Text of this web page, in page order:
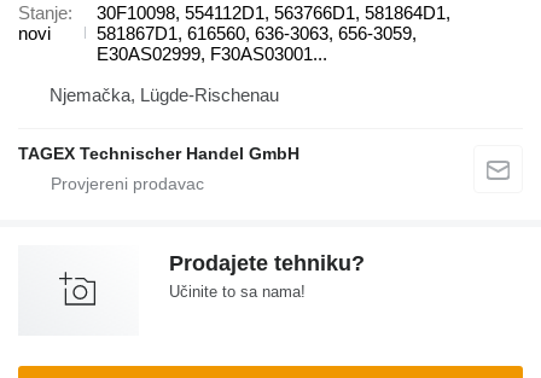
Stanje
novi
30F10098, 554112D1, 563766D1, 581864D1,
581867D1, 616560, 636-3063, 656-3059,
E30AS02999, F30AS03001...
Njemačka, Lügde-Rischenau
TAGEX Technischer Handel GmbH
Prodajete tehniku?
Učinite to sa nama!